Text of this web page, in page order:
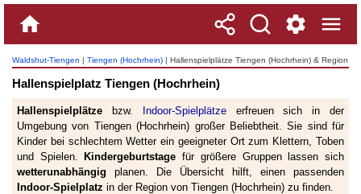
Waldshut-Tiengen | Tiengen (Hochrhein) | Hallenspielplätze Tiengen (Hochrhein) & Region
Hallenspielplatz Tiengen (Hochrhein)
Hallenspielplätze bzw. Indoor-Spielplätzeerfreuen sich in der
Umgebung von Tiengen (Hochrhein) großer Beliebtheit. Sie sind für
Kinder bei schlechtem Wetter ein geeigneter Ort zum Klettern, Toben
und Spielen.
Kindergeburtstage für größere Gruppen lassen sich
wetterunabhängig planen. Die Übersicht hilft, einen passenden
Indoor-Spielplatz in der Region von Tiengen (Hochrhein) zu finden.